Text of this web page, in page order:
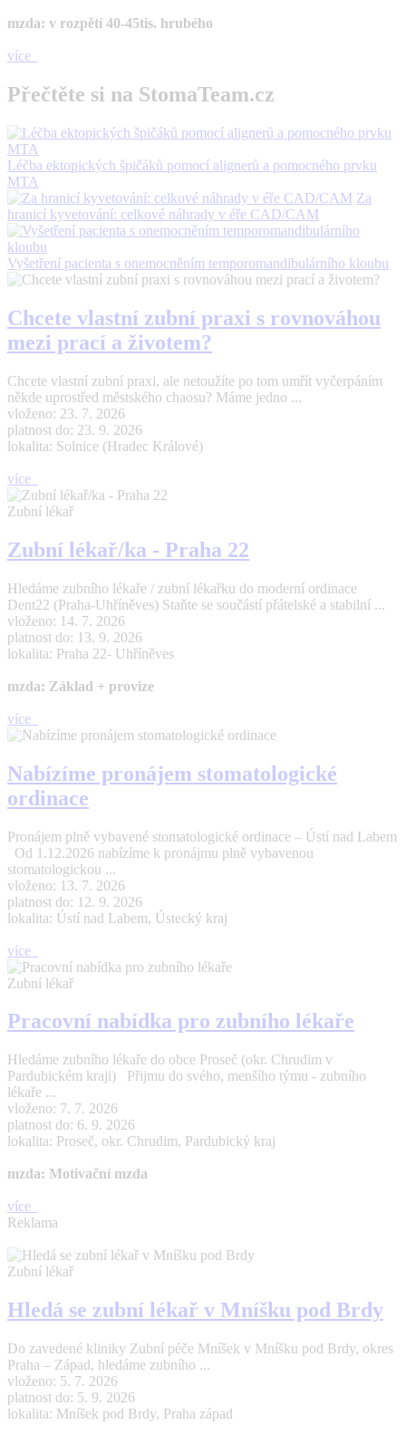
mzda: v rozpětí 40-45tis. hrubého
více
Přečtěte si na StomaTeam.cz
Léčba ektopických špičáků pomocí alignerů a pomocného prvku
MTA
Za
hranicí kyvetování: celkové náhrady v éře CAD/CAM
Vyšetření pacienta s onemocněním temporomandibulárního kloubu
Chcete vlastní zubní praxi s rovnováhou
mezi prací a životem?
Chcete vlastní zubní praxi, ale netoužíte po tom umřít vyčerpáním
někde uprostřed městského chaosu? Máme jedno ...
vloženo: 23. 7. 2026
platnost do: 23. 9. 2026
lokalita: Solnice (Hradec Králové)
více
Zubní lékař
Zubní lékař/ka - Praha 22
Hledáme zubního lékaře / zubní lékařku do moderní ordinace
Dent22 (Praha-Uhříněves) Staňte se součástí přátelské a stabilní ...
vloženo: 14. 7. 2026
platnost do: 13. 9. 2026
lokalita: Praha 22- Uhříněves
mzda: Základ + provize
více
Nabízíme pronájem stomatologické
ordinace
Pronájem plně vybavené stomatologické ordinace – Ústí nad Labem
Od 1.12.2026 nabízíme k pronájmu plně vybavenou
stomatologickou ...
vloženo: 13. 7. 2026
platnost do: 12. 9. 2026
lokalita: Ústí nad Labem, Ústecký kraj
více
Zubní lékař
Pracovní nabídka pro zubního lékaře
Hledáme zubního lékaře do obce Proseč (okr. Chrudim v
Pardubickém kraji) Přijmu do svého, menšího týmu - zubního
lékaře ...
vloženo: 7. 7. 2026
platnost do: 6. 9. 2026
lokalita: Proseč, okr. Chrudim, Pardubický kraj
mzda: Motivační mzda
více
Reklama
Zubní lékař
Hledá se zubní lékař v Mníšku pod Brdy
Do zavedené kliniky Zubní péče Mníšek v Mníšku pod Brdy, okres
Praha – Západ, hledáme zubního ...
vloženo: 5. 7. 2026
platnost do: 5. 9. 2026
lokalita: Mníšek pod Brdy, Praha západ